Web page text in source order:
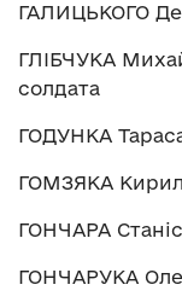
ГАЛИЦЬКОГО
ГЛІБЧУКА
солдата
ГОДУНКА
ГОМЗЯКА
ГОНЧАРА
ГОНЧАРУКА